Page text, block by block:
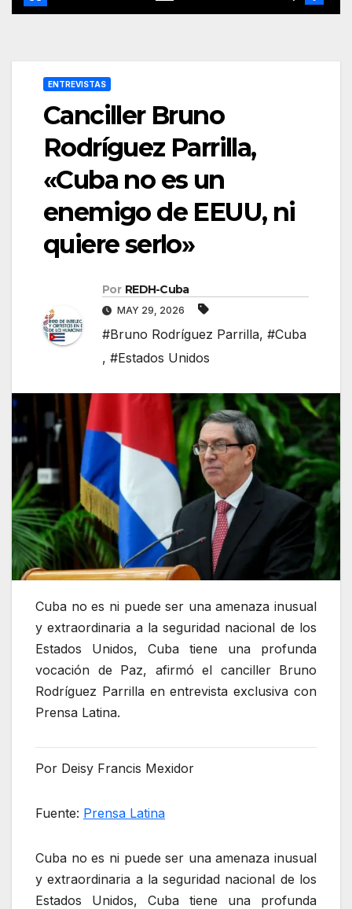
ENTREVISTAS
Canciller Bruno
Rodríguez Parrilla,
«Cuba no es un
enemigo de EEUU, ni
quiere serlo»
Por REDH-Cuba
MAY 29, 2026
#Bruno Rodríguez Parrilla, #Cuba
, #Estados Unidos
Cuba no es ni puede ser una amenaza inusual
y extraordinaria a la seguridad nacional de los
Estados Unidos, Cuba tiene una profunda
vocación de Paz, afirmó el canciller Bruno
Rodríguez Parrilla en entrevista exclusiva con
Prensa Latina.
Por Deisy Francis Mexidor
Fuente: Prensa Latina
Cuba no es ni puede ser una amenaza inusual
y extraordinaria a la seguridad nacional de los
Estados Unidos, Cuba tiene una profunda